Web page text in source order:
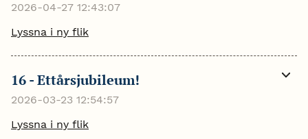
2026-04-27 12:43:07
Lyssna i ny flik
16 - Ettårsjubileum!
2026-03-23 12:54:57
Lyssna i ny flik
Visa